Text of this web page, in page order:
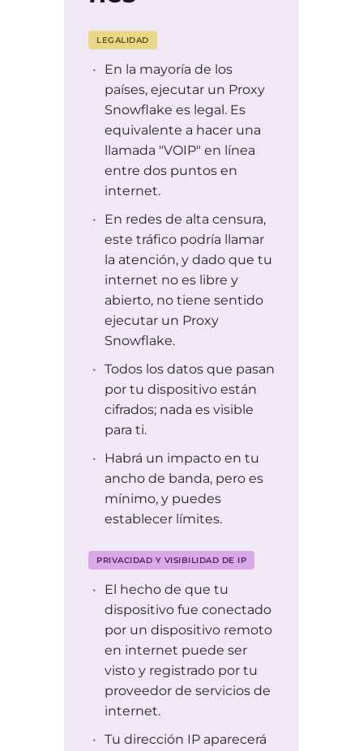
LEGALIDAD
En la mayoría de los
países, ejecutar un Proxy
Snowflake es legal. Es
equivalente a hacer una
llamada "VOIP" en línea
entre dos puntos en
internet.
En redes de alta censura,
este tráfico podría llamar
la atención, y dado que tu
internet no es libre y
abierto, no tiene sentido
ejecutar un Proxy
Snowflake.
Todos los datos que pasan
por tu dispositivo están
cifrados; nada es visible
para ti.
Habrá un impacto en tu
ancho de banda, pero es
mínimo, y puedes
establecer límites.
PRIVACIDAD Y VISIBILIDAD DE IP
El hecho de que tu
dispositivo fue conectado
por un dispositivo remoto
en internet puede ser
visto y registrado por tu
proveedor de servicios de
internet.
Tu dirección IP aparecerá